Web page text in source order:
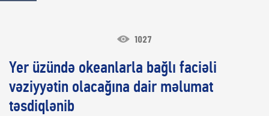
1027
Yer üzündə okeanlarla bağlı faciəli
vəziyyətin olacağına dair məlumat
təsdiqlənib